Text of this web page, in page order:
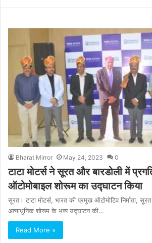
Bharat Mirror May 24, 2023 0
टाटा मोटर्स ने सूरत और बारडोली में
ऑटोमोबाइल शोरूम का उद्घाटन किया
सूरत। टाटा मोटर्स, भारत की प्रमुख ऑटोमोटिव निर्माता,
अत्याधुनिक शोरूम के भव्य उद्घाटन की…
Read More »